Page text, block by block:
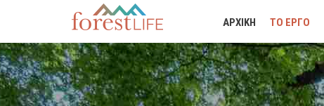
ΑΡΧΙΚΗ ΤΟ ΕΡΓΟ